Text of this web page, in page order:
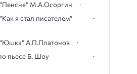
М.А.Осоргин
я стал писателем”
“Юшка” А.П.Платонов
пьесе Б. Шоу